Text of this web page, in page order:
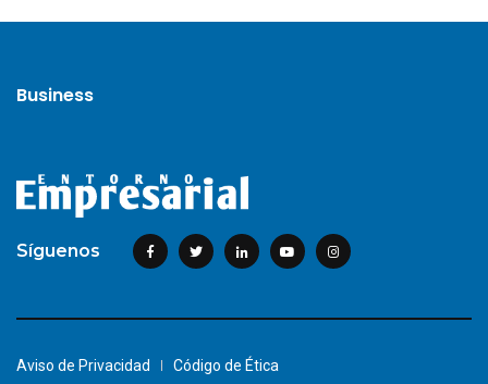
Business
Síguenos
Aviso de Privacidad Código de Ética